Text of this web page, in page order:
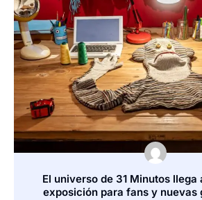
El universo de 31 Minutos llega
exposición para fans y nuevas